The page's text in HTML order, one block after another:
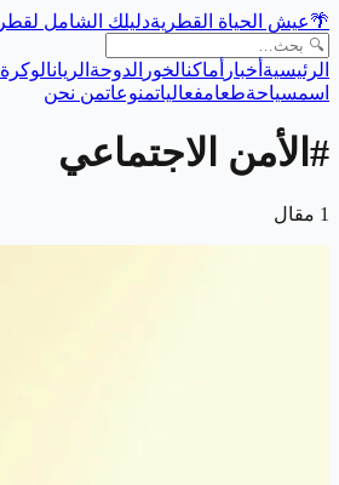
🌴عيش الحياة القطريةدليلك الشامل لقطر
الرئيسية أخبار أماكنالخور الدوحة الريانالوكرة
اسمسياحةطعامفعالياتمنوعاتمن نحن
# الأمن الاجتماعي
1 مقال